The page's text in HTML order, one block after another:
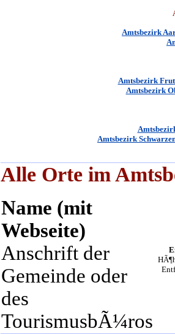
Amtsbezirk
Amtsbezirk
Amtsbezirk
Amtsbezirk
Alle Orte im
Name (mit
Webseite)
Anschrift der
Gemeinde oder
des
TourismusbÃ¼ros